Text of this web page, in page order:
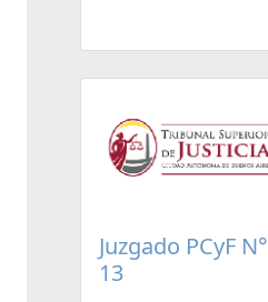
Juzgado PCyF N°
13